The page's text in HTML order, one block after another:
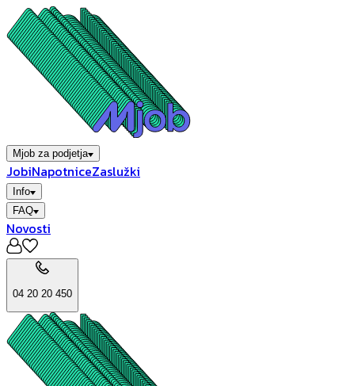
Mjob za podjetja
JobiNapotniceZaslužki
Info
FAQ
Novosti
04 20 20 450